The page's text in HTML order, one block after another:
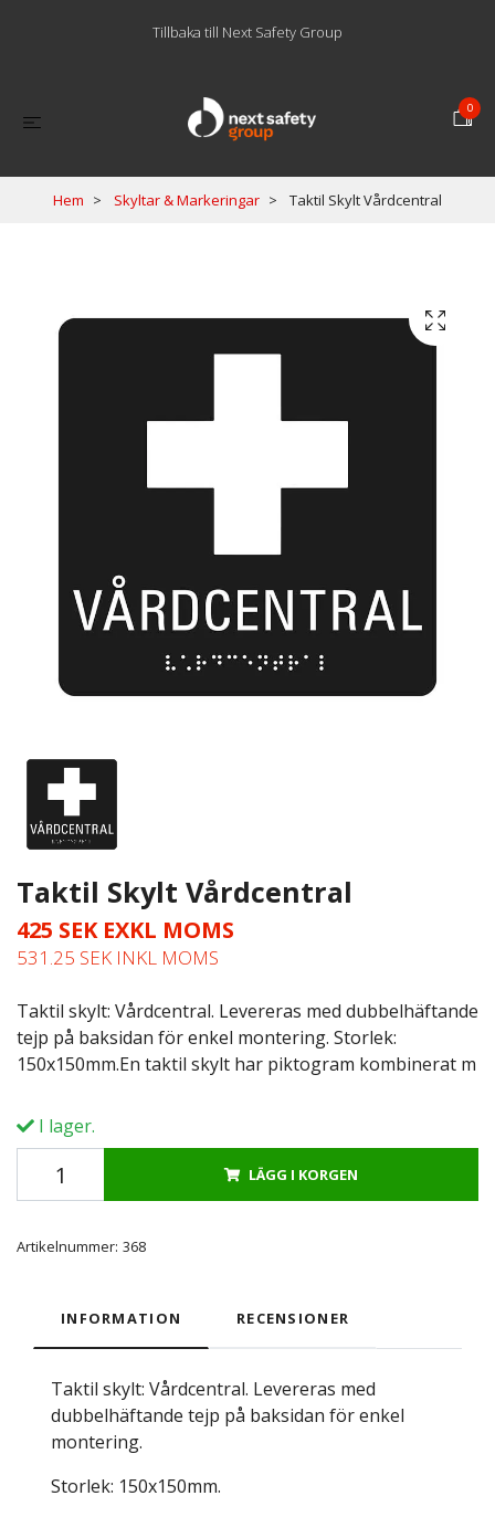
Tillbaka till Next Safety Group
0
Hem Skyltar & Markeringar Taktil Skylt Vårdcentral
Taktil Skylt Vårdcentral
425 SEK EXKL MOMS
531.25 SEK INKL MOMS
Taktil skylt: Vårdcentral. Levereras med dubbelhäftande
tejp på baksidan för enkel montering. Storlek:
150x150mm.En taktil skylt har piktogram kombinerat m
I lager.
LÄGG I KORGEN
Artikelnummer: 368
INFORMATION RECENSIONER
Taktil skylt: Vårdcentral. Levereras med
dubbelhäftande tejp på baksidan för enkel
montering.
Storlek: 150x150mm.